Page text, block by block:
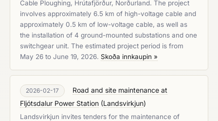
Cable Ploughing, Hrútafjörður, Norðurland. The project
involves approximately 6.5 km of high-voltage cable and
approximately 0.5 km of low-voltage cable, as well as
the installation of 4 ground-mounted substations and one
switchgear unit. The estimated project period is from
May 26 to June 19, 2026. Skoða innkaupin »
2026-02-17
Road and site maintenance at
Fljótsdalur Power Station (Landsvirkjun)
Landsvirkjun invites tenders for the maintenance of